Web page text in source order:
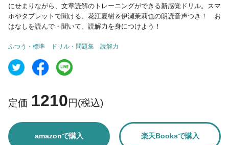
にせまりながら、文章読解のトレーニングができる新感覚ドリル。スマ
ホやタブレットで聞ける、花江夏樹＆伊瀬茉莉也の朗読音声つき！ お
はなしを読んで・聞いて、読解力を身につけよう！
ふつう・標準 ドリル・問題集 読解力
定価 1210円(税込)
amazonで購入 楽天Booksで購入